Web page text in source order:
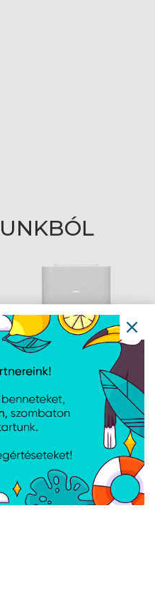
Ubiquiti 48V 0.5A PoE